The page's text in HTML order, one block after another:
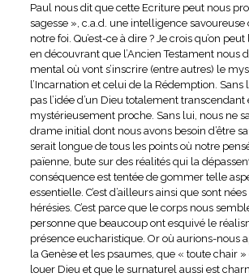
Paul nous dit que cette Ecriture peut nous
sagesse », c.a.d. une intelligence savoureuse
notre foi. Qu’est-ce à dire ? Je crois qu’on
en découvrant que l’Ancien Testament nous
mental où vont s’inscrire (entre autres) le
l’Incarnation et celui de la Rédemption. Sans
pas l’idée d’un Dieu totalement
mystérieusement proche. Sans lui, nous ne
drame initial dont nous avons besoin d’être
serait longue de tous les points où notre
païenne, bute sur des réalités qui la
conséquence est tentée de gommer telle
essentielle. C’est d’ailleurs ainsi que sont
hérésies. C’est parce que le corps nous
personne que beaucoup ont esquivé le
présence eucharistique. Or où aurions-nous
la Genèse et les psaumes, que « toute chair
louer Dieu et que le surnaturel aussi est